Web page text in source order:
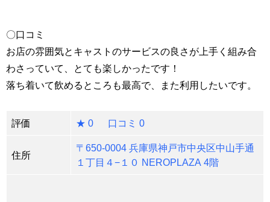
〇口コミ
お店の雰囲気とキャストのサービスの良さが上手く組み合
わさっていて、とても楽しかったです！
落ち着いて飲めるところも最高で、また利用したいです。
評価 ★ 0 口コミ 0
住所
〒650-0004 兵庫県神戸市中央区中山手通
１丁目４−１０ NEROPLAZA 4階